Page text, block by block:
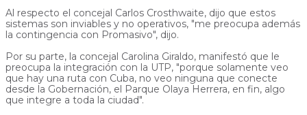
Al respecto el concejal Carlos Crosthwaite, dijo que estos
sistemas son inviables y no operativos, "me preocupa además
la contingencia con Promasivo", dijo.
Por su parte, la concejal Carolina Giraldo, manifestó que le
preocupa la integración con la UTP, "porque solamente veo
que hay una ruta con Cuba, no veo ninguna que conecte
desde la Gobernación, el Parque Olaya Herrera, en fin, algo
que integre a toda la ciudad".